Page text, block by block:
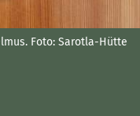
Foto: Sarotla-Hütte